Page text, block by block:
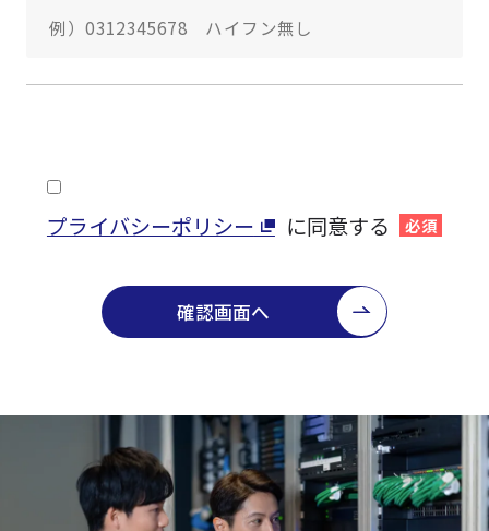
プライバシーポリシー に同意する 必須
確認画面へ